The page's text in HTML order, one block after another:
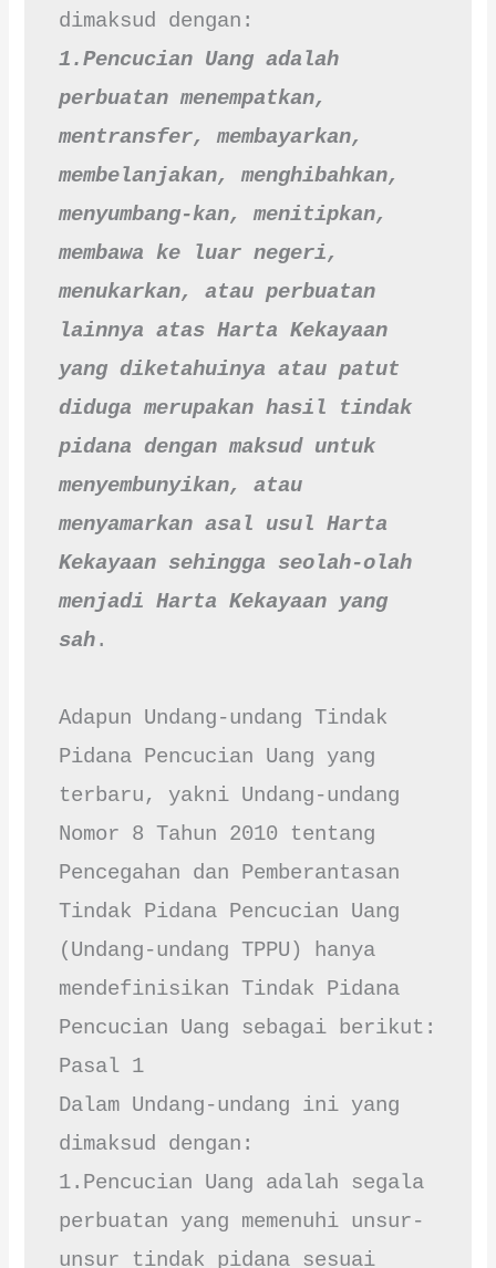
1.Pencucian Uang adalah
perbuatan menempatkan,
mentransfer, membayarkan,
membelanjakan, menghibahkan,
menyumbang-kan, menitipkan,
membawa ke luar negeri,
menukarkan, atau perbuatan
lainnya atas Harta Kekayaan
yang diketahuinya atau patut
diduga merupakan hasil tindak
pidana dengan maksud untuk
menyembunyikan, atau
menyamarkan asal usul Harta
Kekayaan sehingga seolah-olah
menjadi Harta Kekayaan yang
sah.
Adapun Undang-undang Tindak
Pidana Pencucian Uang yang
terbaru, yakni Undang-undang
Nomor 8 Tahun 2010 tentang
Pencegahan dan Pemberantasan
Tindak Pidana Pencucian Uang
(Undang-undang TPPU) hanya
mendefinisikan Tindak Pidana
Pencucian Uang sebagai berikut:
Pasal 1
Dalam Undang-undang ini yang
dimaksud dengan:
1.Pencucian Uang adalah segala
perbuatan yang memenuhi unsur-
unsur tindak pidana sesuai